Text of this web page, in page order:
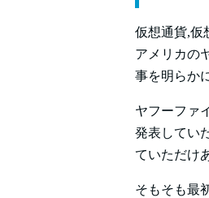
仮想通貨,仮
アメリカの
事を明らか
ヤフーファ
発表してい
ていただけ
そもそも最